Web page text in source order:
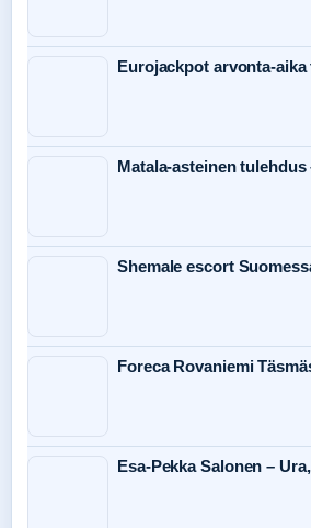
Eurojackpot arvonta-
Matala-asteinen
Shemale escort
Foreca Rovaniemi
Esa-Pekka Salonen –